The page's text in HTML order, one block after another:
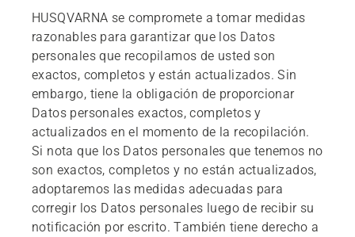
HUSQVARNA se compromete a tomar medidas
razonables para garantizar que los Datos
personales que recopilamos de usted son
exactos, completos y están actualizados. Sin
embargo, tiene la obligación de proporcionar
Datos personales exactos, completos y
actualizados en el momento de la recopilación.
Si nota que los Datos personales que tenemos no
son exactos, completos y no están actualizados,
adoptaremos las medidas adecuadas para
corregir los Datos personales luego de recibir su
notificación por escrito. También tiene derecho a